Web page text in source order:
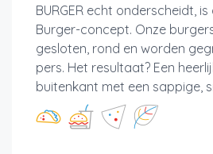
BURGER echt onderscheidt, is
Burger-concept. Onze
gesloten, rond en worden
pers. Het resultaat? Een
buitenkant met een sappige,